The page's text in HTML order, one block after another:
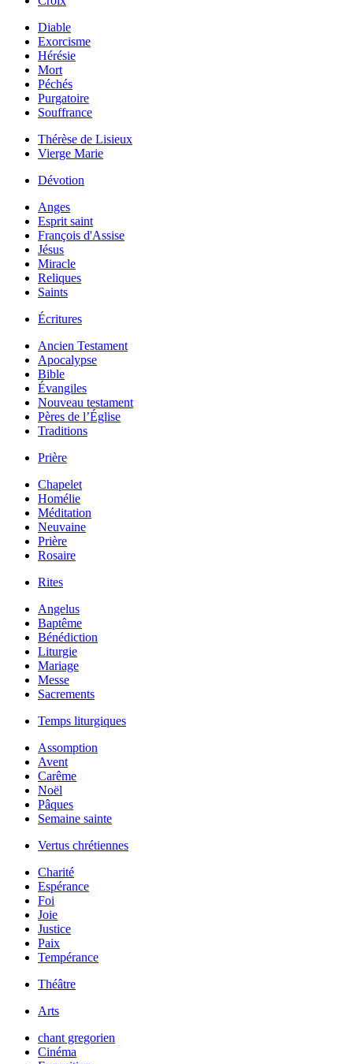
Diable
Exorcisme
Hérésie
Mort
Péchés
Purgatoire
Souffrance
Thérèse de Lisieux
Vierge Marie
Dévotion
Anges
Esprit saint
François d'Assise
Jésus
Miracle
Reliques
Saints
Écritures
Ancien Testament
Apocalypse
Bible
Évangiles
Nouveau testament
Pères de l’Église
Traditions
Prière
Chapelet
Homélie
Méditation
Neuvaine
Prière
Rosaire
Rites
Angelus
Baptême
Bénédiction
Liturgie
Mariage
Messe
Sacrements
Temps liturgiques
Assomption
Avent
Carême
Noël
Pâques
Semaine sainte
Vertus chrétiennes
Charité
Espérance
Foi
Joie
Justice
Paix
Tempérance
Théâtre
Arts
chant gregorien
Cinéma